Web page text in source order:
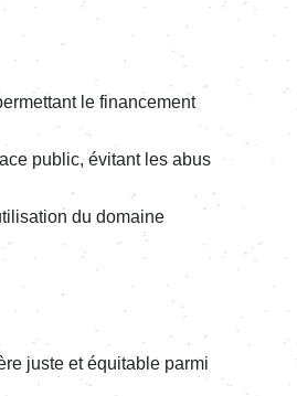
le finan­ce­ment
public, évitant les abus
du domaine
juste et équi­table parmi